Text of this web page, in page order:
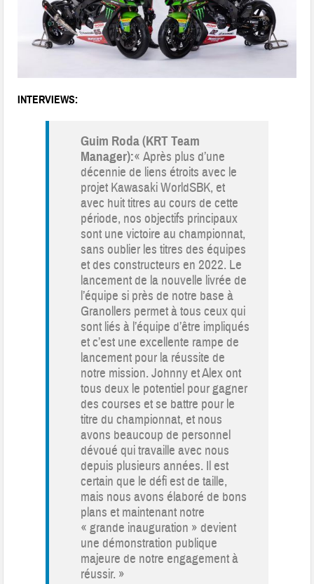
INTERVIEWS:
Guim Roda (KRT Team
Manager):« Après plus d’une
décennie de liens étroits avec le
projet Kawasaki WorldSBK, et
avec huit titres au cours de cette
période, nos objectifs principaux
sont une victoire au championnat,
sans oublier les titres des équipes
et des constructeurs en 2022. Le
lancement de la nouvelle livrée de
l’équipe si près de notre base à
Granollers permet à tous ceux qui
sont liés à l’équipe d’être impliqués
et c’est une excellente rampe de
lancement pour la réussite de
notre mission. Johnny et Alex ont
tous deux le potentiel pour gagner
des courses et se battre pour le
titre du championnat, et nous
avons beaucoup de personnel
dévoué qui travaille avec nous
depuis plusieurs années. Il est
certain que le défi est de taille,
mais nous avons élaboré de bons
plans et maintenant notre
« grande inauguration » devient
une démonstration publique
majeure de notre engagement à
réussir. »